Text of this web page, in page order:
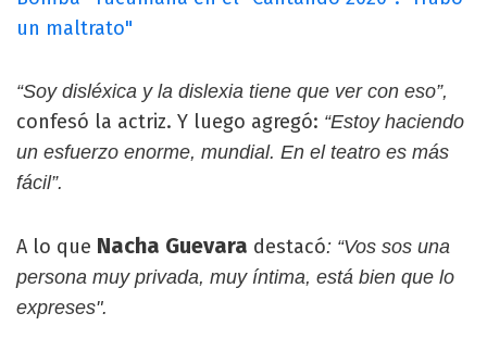
un maltrato"
“Soy disléxica y la dislexia tiene que ver con eso”,
confesó la actriz. Y luego agregó: “Estoy haciendo
un esfuerzo enorme, mundial. En el teatro es más
fácil”.
A lo que Nacha Guevara destacó: “Vos sos una
persona muy privada, muy íntima, está bien que lo
expreses".